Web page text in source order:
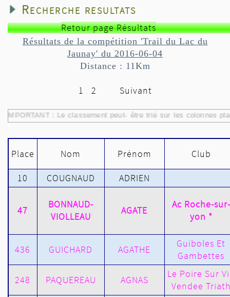
Recherche resultats
Retour page Résultats
Résultats de la compétition 'Trail du Lac du
Jaunay' du 2016-06-04
Distance : 11Km
1 2 Suivant
IMPORTANT : Le classement peut- être trié sur les colonnes
Place Nom Prénom Club
10 COUGNAUD ADRIEN
47
BONNAUD-
VIOLLEAU
AGATE
Ac Roche-sur-
yon *
436 GUICHARD AGATHE
Guiboles Et
Gambettes
248 PAQUEREAU AGNAS
Le Poire Sur
Vendee